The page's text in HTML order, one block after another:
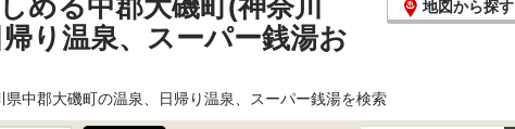
める中郡大磯町(神奈川
り温泉、スーパー銭湯お
地図から探す
県中郡大磯町の温泉、日帰り温泉、スーパー銭湯を検索